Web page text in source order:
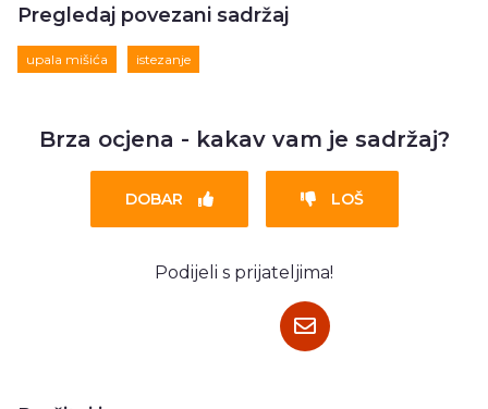
Pregledaj povezani sadržaj
upala mišića istezanje
Brza ocjena - kakav vam je sadržaj?
DOBAR LOŠ
Podijeli s prijateljima!